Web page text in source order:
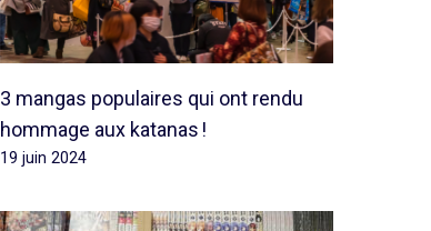
3 mangas populaires qui ont rendu
hommage aux katanas !
19 juin 2024